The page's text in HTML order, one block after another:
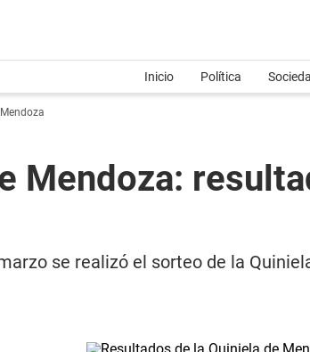
Inicio Política
Mendoza:
se realizó el sorteo de la